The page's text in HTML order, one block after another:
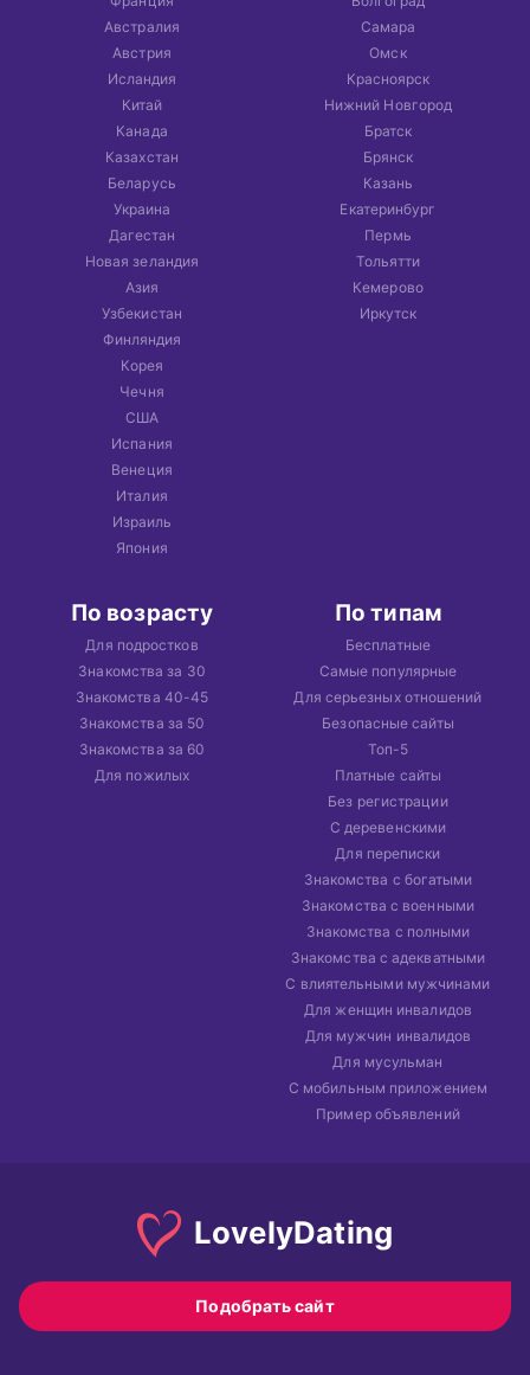
Австралия
Австрия
Исландия
Китай
Канада
Казахстан
Беларусь
Украина
Дагестан
Новая зеландия
Азия
Узбекистан
Финляндия
Корея
Чечня
США
Испания
Венеция
Италия
Израиль
Япония
Самара
Омск
Красноярск
Нижний Новгород
Братск
Брянск
Казань
Екатеринбург
Пермь
Тольятти
Кемерово
Иркутск
По возрасту
Для подростков
Знакомства за 30
Знакомства 40-45
Знакомства за 50
Знакомства за 60
Для пожилых
По типам
Бесплатные
Самые популярные
Для серьезных отношений
Безопасные сайты
Топ-5
Платные сайты
Без регистрации
С деревенскими
Для переписки
Знакомства с богатыми
Знакомства с военными
Знакомства с полными
Знакомства с адекватными
С влиятельными мужчинами
Для женщин инвалидов
Для мужчин инвалидов
Для мусульман
С мобильным приложением
Пример объявлений
LovelyDating
Подобрать сайт